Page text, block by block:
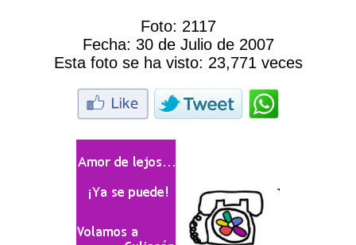
Foto: 2117
Fecha: 30 de Julio de 2007
Esta foto se ha visto: 23,771 veces